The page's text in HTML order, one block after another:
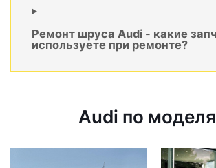
Ремонт шруса Audi - какие
используете при ремонте?
Audi по